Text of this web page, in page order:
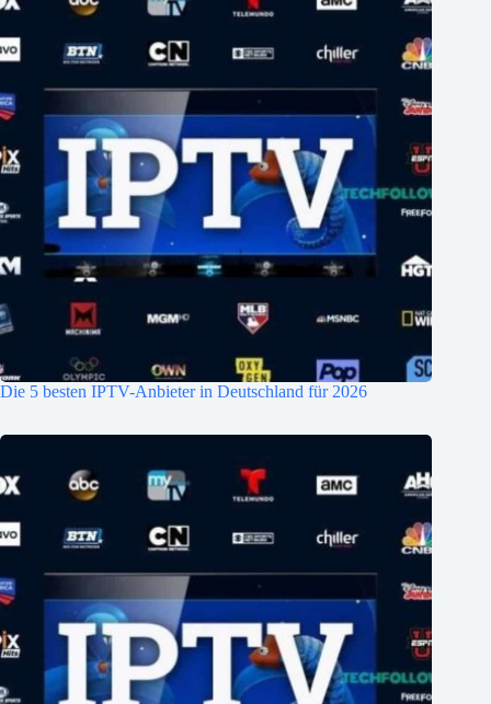
Die 5 besten IPTV-Anbieter in Deutschland für 2026